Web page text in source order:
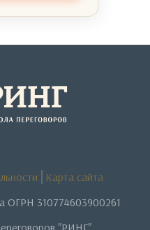
Карта сайта
ОГРН 310774603900261
"РИНГ"